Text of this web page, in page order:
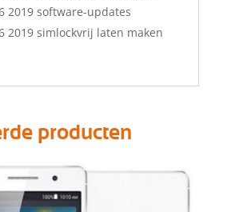
2019 software-updates
2019 simlockvrij laten maken
producten